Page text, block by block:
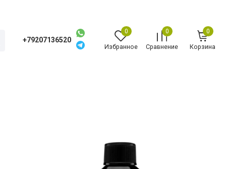
+79207136520
0
Избранное
0
Сравнение
0
Корзина